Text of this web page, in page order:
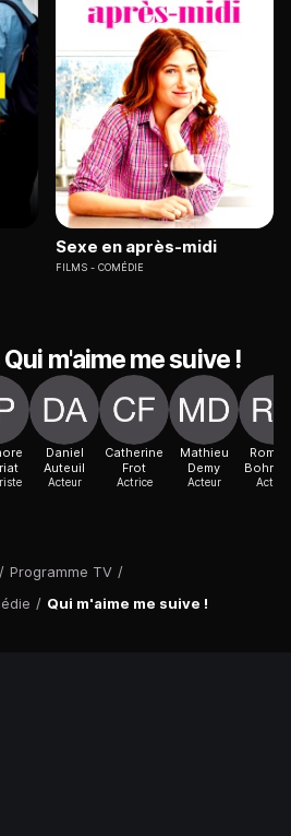
/ Programme TV /
/ Qui m'aime me suive !
Sexe en après-midi
FILMS COMÉDIE
m'aime me suive !
Daniel
Auteuil
Acteur
Catherine
Frot
Actrice
Mathieu
Demy
Acteur Actrice